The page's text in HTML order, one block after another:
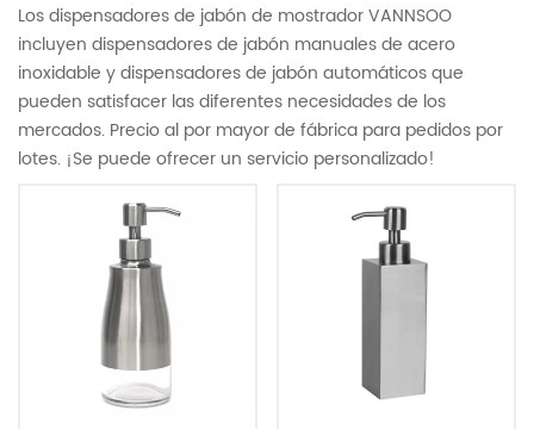
Los dispensadores de jabón de mostrador VANNSOO
incluyen dispensadores de jabón manuales de acero
inoxidable y dispensadores de jabón automáticos que
pueden satisfacer las diferentes necesidades de los
mercados. Precio al por mayor de fábrica para pedidos por
lotes. ¡Se puede ofrecer un servicio personalizado!